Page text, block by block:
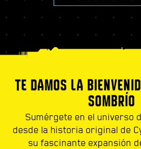
TE DAMOS LA
SOMBRÍO
Sumérgete en el universo
desde la historia original de
su fascinante expansión